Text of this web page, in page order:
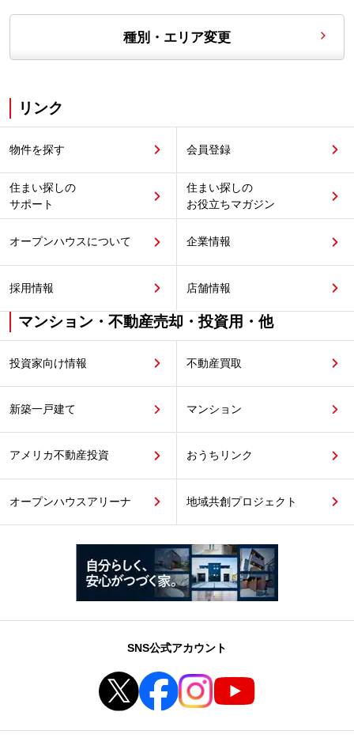
種別・エリア変更
リンク
物件を探す 会員登録
住まい探しの
サポート
住まい探しの
お役立ちマガジン
オープンハウスについて 企業情報
採用情報 店舗情報
マンション・不動産売却・投資用・他
投資家向け情報 不動産買取
新築一戸建て マンション
アメリカ不動産投資 おうちリンク
オープンハウスアリーナ 地域共創プロジェクト
SNS公式アカウント